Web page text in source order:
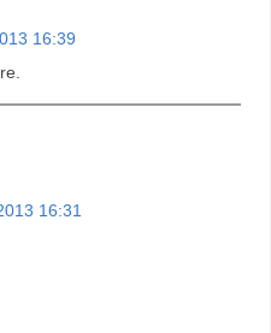
16:39
16:31